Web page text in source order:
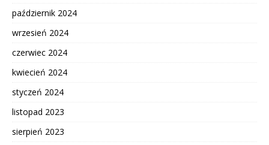
październik 2024
wrzesień 2024
czerwiec 2024
kwiecień 2024
styczeń 2024
listopad 2023
sierpień 2023